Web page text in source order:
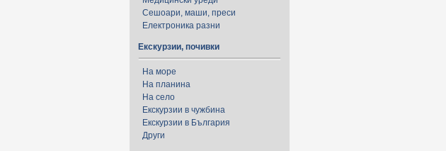
Сешоари, маши, преси
Електроника разни
Екскурзии, почивки
На море
На планина
На село
Екскурзии в чужбина
Екскурзии в България
Други